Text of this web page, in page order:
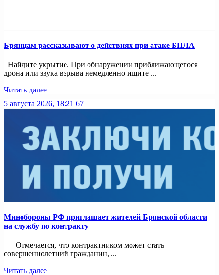
Брянцам рассказывают о действиях при атаке БПЛА
Найдите укрытие. При обнаружении приближающегося
дрона или звука взрыва немедленно ищите ...
Читать далее
5 августа 2026, 18:21 67
Минобoроны РФ приглaшaет житeлeй Брянской области
на службу по контракту
Отмечается, что контрактником может стать
совершеннолетний гражданин, ...
Читать далее